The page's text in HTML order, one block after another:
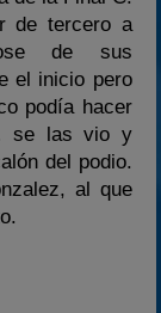
de tercero a
de sus
el inicio pero
podía hacer
se las vio y
del podio.
al que